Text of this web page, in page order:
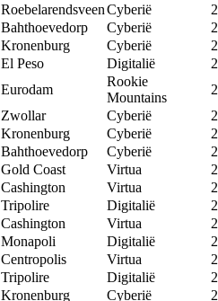
RoebelarendsveenCyberië
Bahthoevedorp Cyberië
Kronenburg Cyberië
El Peso Digitalië
Eurodam
Rookie
Mountains
Zwollar Cyberië
Kronenburg Cyberië
Bahthoevedorp Cyberië
Gold Coast Virtua
Cashington Virtua
Tripolire Digitalië
Cashington Virtua
Monapoli Digitalië
Centropolis Virtua
Tripolire Digitalië
Kronenburg Cyberië